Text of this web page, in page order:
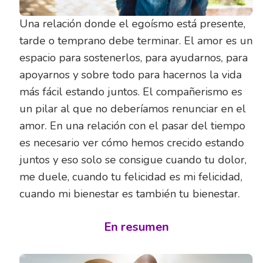
Una relación donde el egoísmo está presente,
tarde o temprano debe terminar. El amor es un
espacio para sostenerlos, para ayudarnos, para
apoyarnos y sobre todo para hacernos la vida
más fácil estando juntos. El compañerismo es
un pilar al que no deberíamos renunciar en el
amor. En una relación con el pasar del tiempo
es necesario ver cómo hemos crecido estando
juntos y eso solo se consigue cuando tu dolor,
me duele, cuando tu felicidad es mi felicidad,
cuando mi bienestar es también tu bienestar.
En resumen